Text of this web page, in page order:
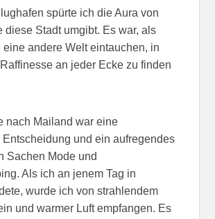
spürte ich die Aura von
diese Stadt umgibt. Es war, als
eine andere Welt eintauchen, in
an jeder Ecke zu finden
nach Mailand war eine
und ein aufregendes
Sachen Mode und
Als ich an jenem Tag in
wurde ich von strahlendem
und warmer Luft empfangen. Es